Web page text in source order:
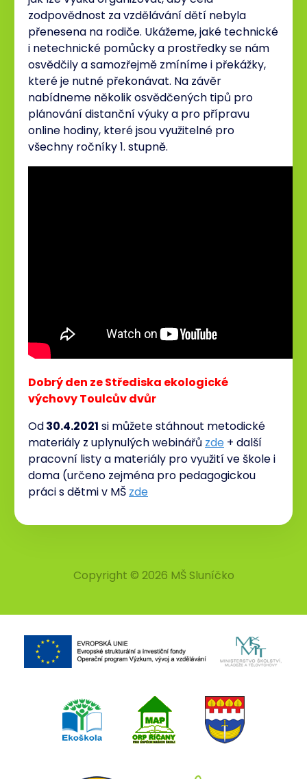
zodpovědnost za vzdělávání dětí nebyla
přenesena na rodiče. Ukážeme, jaké technické
i netechnické pomůcky a prostředky se nám
osvědčily a samozřejmě zmíníme i překážky,
které je nutné překonávat. Na závěr
nabídneme několik osvědčených tipů pro
plánování distanční výuky a pro přípravu
online hodiny, které jsou využitelné pro
všechny ročníky 1. stupně.
Dobrý den ze Střediska ekologické
výchovyToulcůvdvůr
Od30.4.2021 si můžete stáhnout metodické
materiály z uplynulých webinářů zde + další
pracovní listy a materiály pro využití ve škole i
doma (určeno zejména pro pedagogickou
práci s dětmi v MŠ zde
Copyright © 2026 MŠ Sluníčko